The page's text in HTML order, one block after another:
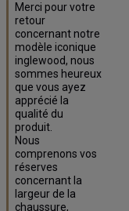
Merci pour votre
retour
concernant notre
modèle iconique
inglewood, nous
sommes heureux
que vous ayez
apprécié la
qualité du
produit.
Nous
comprenons vos
réserves
concernant la
largeur de la
chaussure,